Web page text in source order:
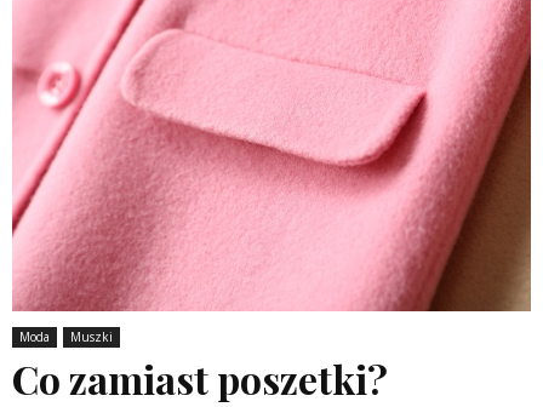
Moda Muszki
Co zamiast poszetki?